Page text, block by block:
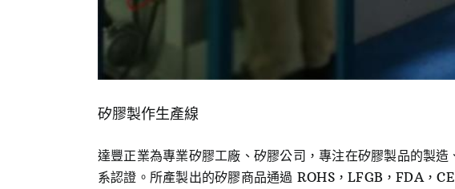
矽膠製作生產線
達豐正業為專業矽膠工廠、矽膠公司，專注在矽膠製品的製
系認證。所產製出的矽膠商品通過 ROHS，LFGB，FDA，